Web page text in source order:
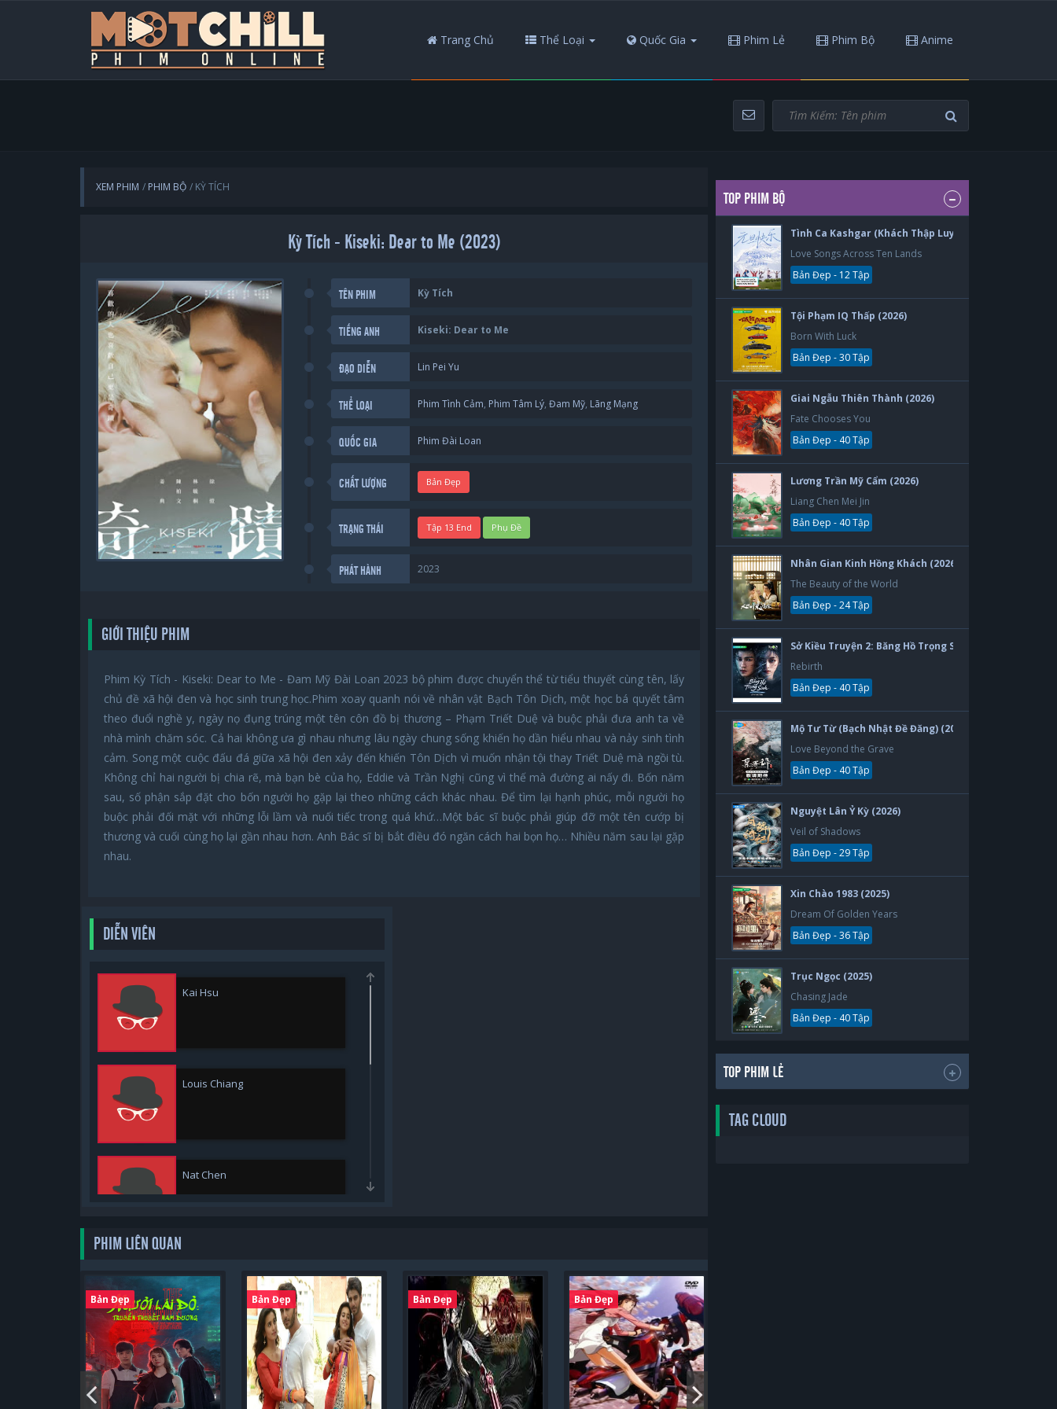
Trang Chủ Thể Loại Quốc Gia Phim Lẻ Phim Bộ Anime
XEM PHIM PHIM BỘ KỲ TÍCH
Kỳ Tích - Kiseki: Dear to Me (2023)
TÊN PHIM Kỳ Tích
TIẾNG ANH Kiseki: Dear to Me
ĐẠO DIỄN Lin Pei Yu
THỂ LOẠI Phim Tình Cảm, Phim Tâm Lý,Đam Mỹ, Lãng Mạng
QUỐC GIA Phim Đài Loan
CHẤT LƯỢNG Bản Đẹp
TRẠNG THÁI Tập 13 End Phụ Đề
PHÁT HÀNH 2023
GIỚI THIỆU PHIM
Phim Kỳ Tích - Kiseki: Dear to Me - Đam Mỹ Đài Loan 2023 bộ phim được chuyển thể từ tiểu thuyết cùng tên, lấy
chủ đề xã hội đen và học sinh trung học.Phim xoay quanh nói về nhân vật Bạch Tôn Dịch, một học bá quyết tâm
theo đuổi nghề y, ngày nọ đụng trúng một tên côn đồ bị thương – Phạm Triết Duệ và buộc phải đưa anh ta về
nhà mình chăm sóc. Cả hai không ưa gì nhau nhưng lâu ngày chung sống khiến họ dần hiểu nhau và nảy sinh tình
cảm. Song một cuộc đấu đá giữa xã hội đen xảy đến khiến Tôn Dịch vì muốn nhận tội thay Triết Duệ mà ngồi tù.
Không chỉ hai người bị chia rẽ, mà bạn bè của họ, Eddie và Trần Nghị cũng vì thế mà đường ai nấy đi. Bốn năm
sau, số phận sắp đặt cho bốn người họ gặp lại theo những cách khác nhau. Để tìm lại hạnh phúc, mỗi người họ
buộc phải đối mặt với những lỗi lầm và nuối tiếc trong quá khứ…Một bác sĩ buộc phải giúp đỡ một tên cướp bị
thương và cuối cùng họ lại gần nhau hơn. Anh Bác sĩ bị bắt điều đó ngăn cách hai bọn họ… Nhiều năm sau lại gặp
nhau.
DIỄN VIÊN
Kai Hsu
Louis Chiang
Nat Chen
Yi-Chieh Lo
PHIM LIÊN QUAN
Bản Đẹp Bản Đẹp Bản Đẹp Bản Đẹp
TOP PHIM BỘ
Tình Ca Kashgar (Khách Thập Luyến Ca) (2026)
Love Songs Across Ten Lands
Bản Đẹp - 12 Tập
Tội Phạm IQ Thấp (2026)
Born With Luck
Bản Đẹp - 30 Tập
Giai Ngẫu Thiên Thành (2026)
Fate Chooses You
Bản Đẹp - 40 Tập
Lương Trần Mỹ Cẩm (2026)
Liang Chen Mei Jin
Bản Đẹp - 40 Tập
Nhân Gian Kinh Hồng Khách (2026)
The Beauty of the World
Bản Đẹp - 24 Tập
Sở Kiều Truyện 2: Băng Hồ Trọng Sinh (2026)
Rebirth
Bản Đẹp - 40 Tập
Mộ Tư Từ (Bạch Nhật Đề Đăng) (2026)
Love Beyond the Grave
Bản Đẹp - 40 Tập
Nguyệt Lân Ỷ Kỳ (2026)
Veil of Shadows
Bản Đẹp - 29 Tập
Xin Chào 1983 (2025)
Dream Of Golden Years
Bản Đẹp - 36 Tập
Trục Ngọc (2025)
Chasing Jade
Bản Đẹp - 40 Tập
TOP PHIM LẺ
TAG CLOUD